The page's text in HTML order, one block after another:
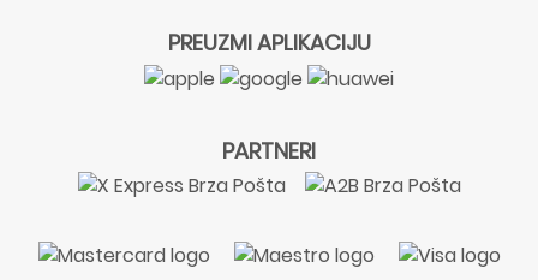
PREUZMI APLIKACIJU
PARTNERI